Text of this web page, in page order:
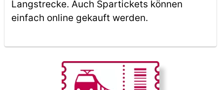
Langstrecke. Auch Spartickets können
einfach online gekauft werden.